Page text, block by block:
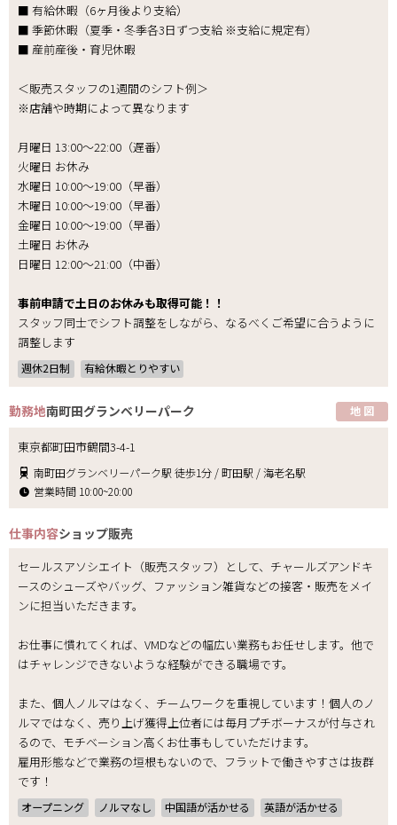
■ 有給休暇（6ヶ月後より支給）
■ 季節休暇（夏季・冬季各3日ずつ支給 ※支給に規定有）
■ 産前産後・育児休暇
＜販売スタッフの1週間のシフト例＞
※店舗や時期によって異なります
月曜日 13:00～22:00（遅番）
火曜日 お休み
水曜日 10:00～19:00（早番）
木曜日 10:00～19:00（早番）
金曜日 10:00～19:00（早番）
土曜日 お休み
日曜日 12:00～21:00（中番）
事前申請で土日のお休みも取得可能！！
スタッフ同士でシフト調整をしながら、なるべくご希望に合うように
調整します
週休2日制 有給休暇とりやすい
勤務地南町田グランベリーパーク 地 図
東京都町田市鶴間3-4-1
南町田グランベリーパーク駅 徒歩1分 / 町田駅 / 海老名駅
営業時間 10:00~20:00
仕事内容ショップ販売
セールスアソシエイト（販売スタッフ）として、チャールズアンドキ
ースのシューズやバッグ、ファッション雑貨などの接客・販売をメイ
ンに担当いただきます。
お仕事に慣れてくれば、VMDなどの幅広い業務もお任せします。他で
はチャレンジできないような経験ができる職場です。
また、個人ノルマはなく、チームワークを重視しています！個人のノ
ルマではなく、売り上げ獲得上位者には毎月プチボーナスが付与され
るので、モチベーション高くお仕事もしていただけます。
雇用形態などで業務の垣根もないので、フラットで働きやすさは抜群
です！
オープニング ノルマなし 中国語が活かせる 英語が活かせる